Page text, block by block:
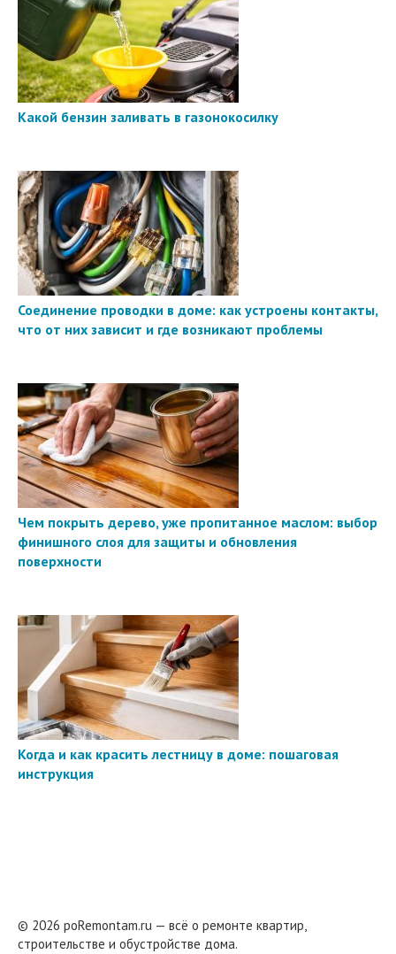
Какой бензин заливать в газонокосилку
Соединение проводки в доме: как устроены контакты,
что от них зависит и где возникают проблемы
Чем покрыть дерево, уже пропитанное маслом: выбор
финишного слоя для защиты и обновления
поверхности
Когда и как красить лестницу в доме: пошаговая
инструкция
© 2026 poRemontam.ru — всё о ремонте квартир,
строительстве и обустройстве дома.